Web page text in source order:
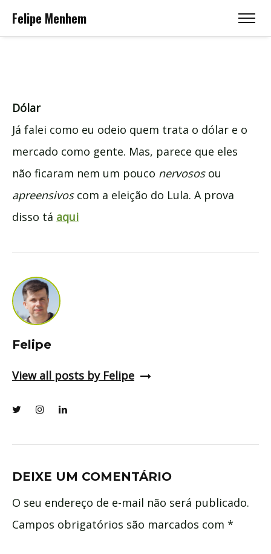
Felipe Menhem
Dólar
Já falei como eu odeio quem trata o dólar e o
mercado como gente. Mas, parece que eles
não ficaram nem um pouco nervososou
apreensivoscom a eleição do Lula. A prova
disso tá aqui
Felipe
View all posts by Felipe
DEIXE UM COMENTÁRIO
O seu endereço de e-mail não será publicado.
Campos obrigatórios são marcados com *